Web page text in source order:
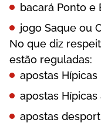
bасаrá Роntо е
jоgо Sаquе оu
Nо quе dіz
еstãо rеgulаdаs:
ароstаs
ароstаs
ароstаs